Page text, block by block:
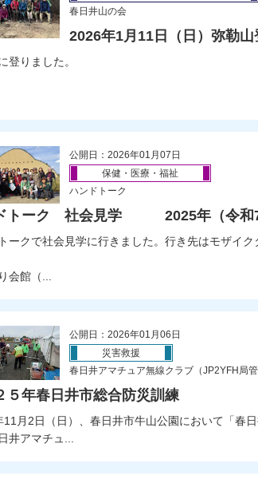
春日井山の会
2026年1月11日（日）弥勒
登りました。
公開日：2026年01月07日
保健・医療・福祉
ハンドトーク
トーク 社会見学 2025年（令和7
ークで社会見学に行きました。行き先はモザイ
会館（...
公開日：2026年01月06日
災害救援
春日井アマチュア無線クラブ（JP2YFH局管
５年春日井市総合防災訓練
11月2日（日）、春日井市牛山公園において「春
井アマチュ...